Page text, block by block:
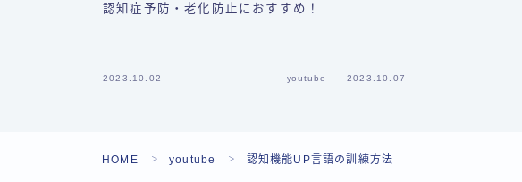
認知症予防・老化防止におすすめ！
2023.10.02 youtube 2023.10.07
HOME ＞ youtube ＞ 認知機能UP言語の訓練方法